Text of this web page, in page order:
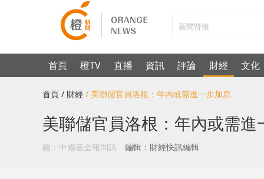
首頁 橙TV 直播 資訊 評論 財經 文化
首頁 / 財經 / 美聯儲官員洛根：年內或需進一步加息
美聯儲官員洛根：年內或需進
圖：中國基金報閃訊 編輯：財經快訊編輯